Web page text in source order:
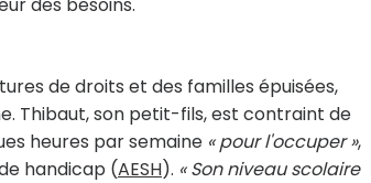
de droits et des familles épuisées,
Thibaut, son petit-fils, est contraint de
heures par semaine « pour l'occuper »,
handicap (AESH). « Son niveau scolaire